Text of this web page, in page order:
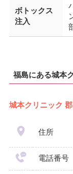
ボトックス
注入
福島にある城本
城本クリニック
住所
電話番号